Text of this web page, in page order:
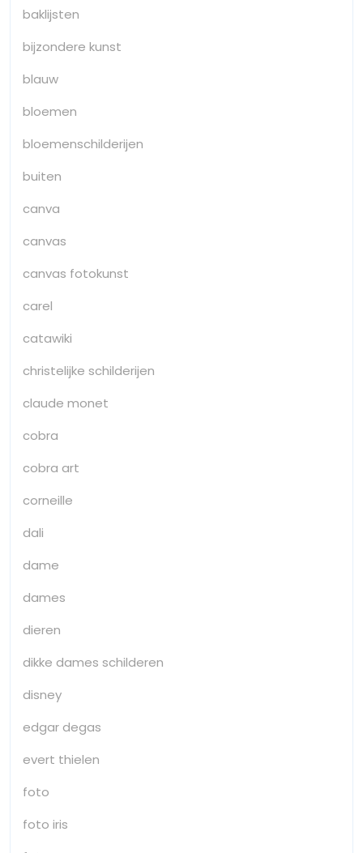
baklijsten
bijzondere kunst
blauw
bloemen
bloemenschilderijen
buiten
canva
canvas
canvas fotokunst
carel
catawiki
christelijke schilderijen
claude monet
cobra
cobra art
corneille
dali
dame
dames
dieren
dikke dames schilderen
disney
edgar degas
evert thielen
foto
foto iris